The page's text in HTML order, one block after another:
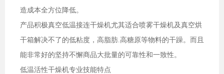
造成本全方位降低。
产品积极真空低温接连干燥机尤其适合喷雾干燥机及真空烘
干箱解决不了的低粘度，高脂肪.高糖原等物料的干躁。而且
能非常好的坚持不懈商品大批量的可靠性和一致性。
低温活性干燥机专业技能特点